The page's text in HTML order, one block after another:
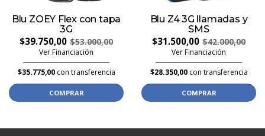
Blu ZOEY Flex con tapa
3G
$39.750,00 $53.000,00
Ver Financiación
$35.775,00con transferencia
COMPRAR
Blu Z4 3G llamadas y
SMS
$31.500,00 $42.000,00
Ver Financiación
$28.350,00con transferencia
COMPRAR